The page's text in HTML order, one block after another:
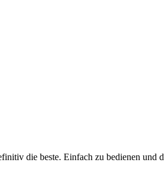
die beste. Einfach zu bedienen und